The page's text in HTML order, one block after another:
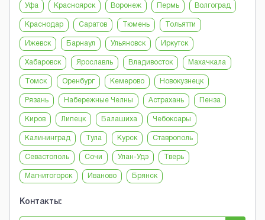
Уфа Красноярск Воронеж Пермь Волгоград
Краснодар Саратов Тюмень Тольятти
Ижевск Барнаул Ульяновск Иркутск
Хабаровск Ярославль Владивосток Махачкала
Томск Оренбург Кемерово Новокузнецк
Рязань Набережные Челны Астрахань Пенза
Киров Липецк Балашиха Чебоксары
Калининград Тула Курск Ставрополь
Севастополь Сочи Улан-Удэ Тверь
Магнитогорск Иваново Брянск
Контакты: